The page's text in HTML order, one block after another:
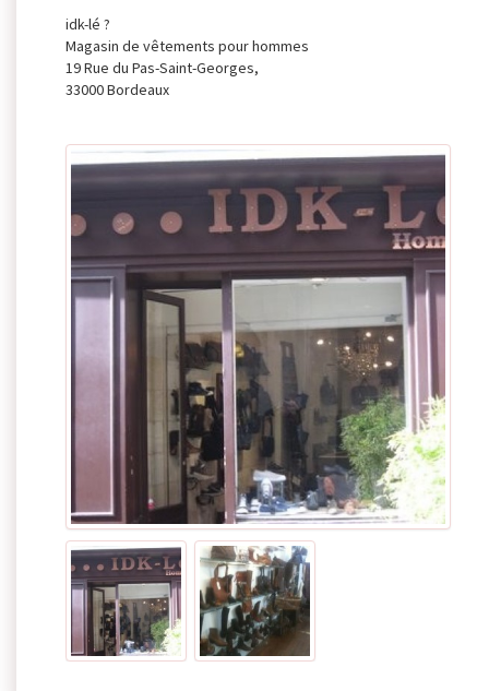
idk-lé ?
Magasin de vêtements pour hommes
19 Rue du Pas-Saint-Georges,
33000 Bordeaux